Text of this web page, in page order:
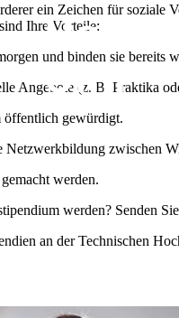
ein Zeichen für soziale
Ihre Vorteile:
und binden sie bereits
Angebote (z. B. Praktika
öffentlich gewürdigt.
zwischen
werden.
werden? Senden
an der Technischen